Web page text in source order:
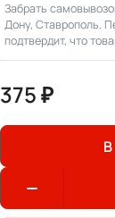
Забрать
Дону, Ставрополь.
подтвердит, что
375 ₽